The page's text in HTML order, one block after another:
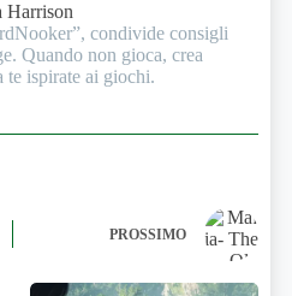
Harrison
condivide consigli
Quando non gioca, crea
te ispirate ai giochi.
PROSSIMO